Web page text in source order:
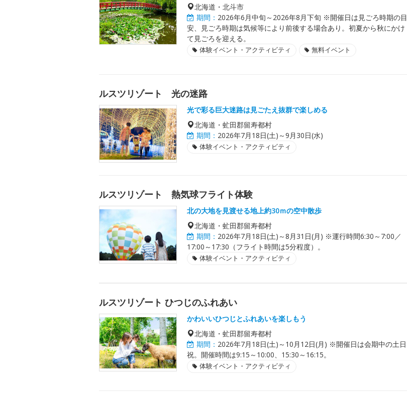
北海道・北斗市
期間： 2026年6月中旬～2026年8月下旬 ※開催日は見ごろ時期の目
安、見ごろ時期は気候等により前後する場合あり。初夏から秋にかけ
て見ごろを迎える。
体験イベント・アクティビティ 無料イベント
ルスツリゾート 光の迷路
光で彩る巨大迷路は見ごたえ抜群で楽しめる
北海道・虻田郡留寿都村
期間： 2026年7月18日(土)～9月30日(水)
体験イベント・アクティビティ
ルスツリゾート 熱気球フライト体験
北の大地を見渡せる地上約30ｍの空中散歩
北海道・虻田郡留寿都村
期間： 2026年7月18日(土)～8月31日(月) ※運行時間6:30～7:00／
17:00～17:30（フライト時間は5分程度）。
体験イベント・アクティビティ
ルスツリゾート ひつじのふれあい
かわいいひつじとふれあいを楽しもう
北海道・虻田郡留寿都村
期間： 2026年7月18日(土)～10月12日(月) ※開催日は会期中の土日
祝。開催時間は9:15～10:00、15:30～16:15。
体験イベント・アクティビティ